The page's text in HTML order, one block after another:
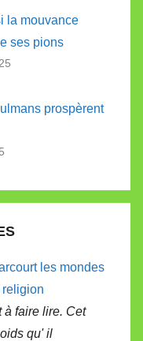
la mouvance
ses pions
prospèrent
les mondes
religion
à faire lire. Cet
qu' il